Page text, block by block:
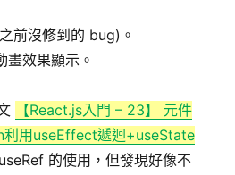
前沒修到的 bug)。
畫效果顯示。
【React.js入門 – 23】 元件
用useEffect遞迴+useState
的使用，但發現好像不